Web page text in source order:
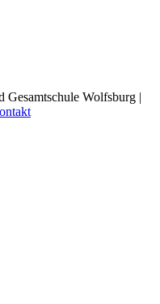
Wolfsburg |